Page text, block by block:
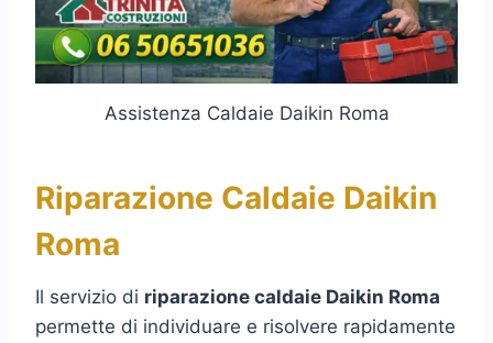
Assistenza Caldaie Daikin Roma
Riparazione Caldaie Daikin
Roma
Il servizio di riparazione caldaie Daikin Roma
permette di individuare e risolvere rapidamente